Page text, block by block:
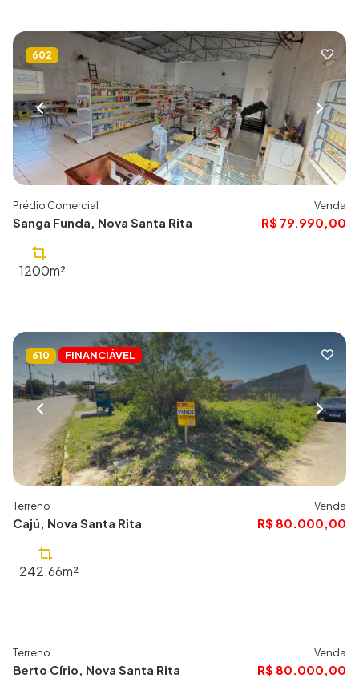
602
Prédio Comercial
Sanga Funda, Nova Santa Rita
Venda
R$ 79.990,00
1200m²
610 FINANCIÁVEL
Terreno
Cajú, Nova Santa Rita
Venda
R$ 80.000,00
242.66m²
644
Terreno
Berto Círio, Nova Santa Rita
Venda
R$ 80.000,00